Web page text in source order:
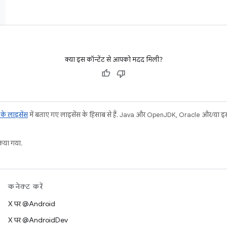
क्या इस कॉन्टेंट से आपको मदद मिली?
के लाइसेंसमें बताए गए लाइसेंस के हिसाब से हैं. Java और OpenJDK, Oracle और/या
गया.
कनेक्ट करें
X पर @Android
X पर @AndroidDev